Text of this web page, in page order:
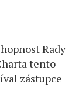
Rady
tento
zástupce